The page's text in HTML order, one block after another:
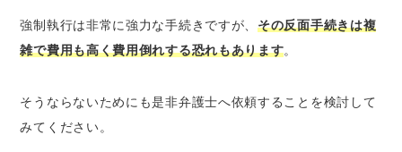
強制執行は非常に強力な手続きですが、その反面手続きは複
雑で費用も高く費用倒れする恐れもあります。
そうならないためにも是非弁護士へ依頼することを検討して
みてください。